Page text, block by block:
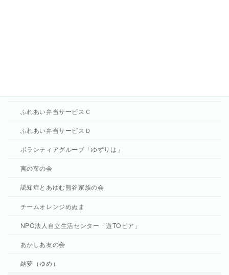
ふれあい弁当サービスＣ
ふれあい弁当サービスＤ
ボランティアグループ「ゆずりは」
言の葉の会
認知症とあゆむ熊谷家族の会
チームオレンジめぬま
NPO法人自立生活センター「遊TOピア」
あかしあ友の会
結夢（ゆめ）